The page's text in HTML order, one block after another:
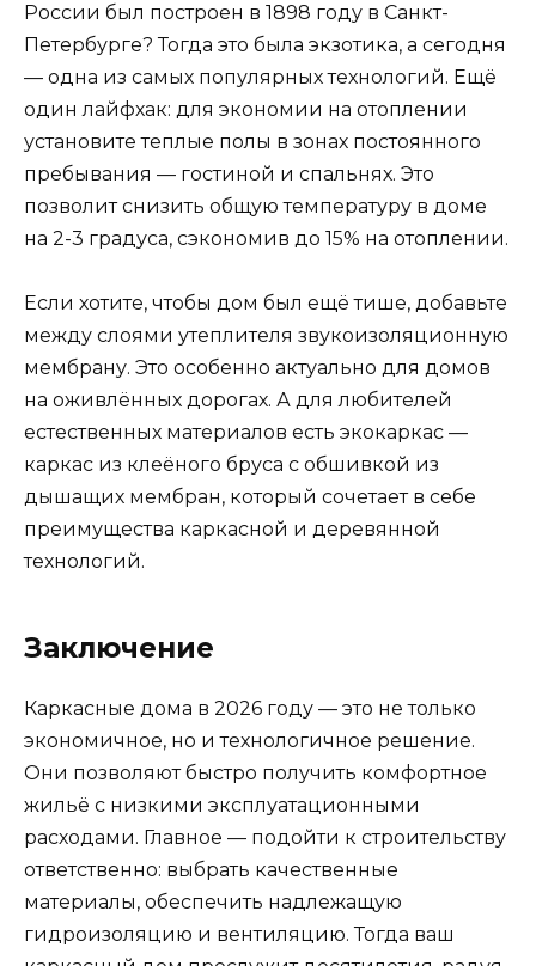
России был построен в 1898 году в Санкт-
Петербурге? Тогда это была экзотика, а сегодня
— одна из самых популярных технологий. Ещё
один лайфхак: для экономии на отоплении
установите теплые полы в зонах постоянного
пребывания — гостиной и спальнях. Это
позволит снизить общую температуру в доме
на 2-3 градуса, сэкономив до 15% на отоплении.
Если хотите, чтобы дом был ещё тише, добавьте
между слоями утеплителя звукоизоляционную
мембрану. Это особенно актуально для домов
на оживлённых дорогах. А для любителей
естественных материалов есть экокаркас —
каркас из клеёного бруса с обшивкой из
дышащих мембран, который сочетает в себе
преимущества каркасной и деревянной
технологий.
Заключение
Каркасные дома в 2026 году — это не только
экономичное, но и технологичное решение.
Они позволяют быстро получить комфортное
жильё с низкими эксплуатационными
расходами. Главное — подойти к строительству
ответственно: выбрать качественные
материалы, обеспечить надлежащую
гидроизоляцию и вентиляцию. Тогда ваш